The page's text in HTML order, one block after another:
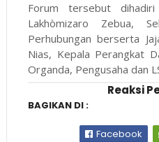
Forum tersebut
Lakhòmizaro Zebua,
Perhubungan berserta
Nias, Kepala Perangkat
Organda, Pengusaha dan
Reaksi
BAGIKAN DI :
Facebook